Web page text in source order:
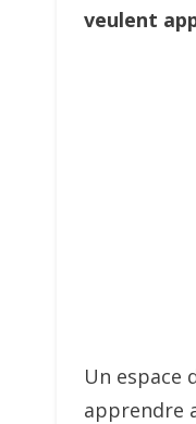
veulent
Un espace
apprendre